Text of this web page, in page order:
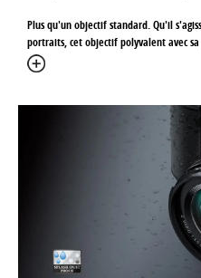
Plus qu'un objectif standard. Qu'il
portraits, cet objectif polyvalent avec